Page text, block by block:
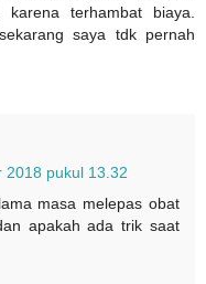
terhambat biaya.
saya tdk pernah
2018 pukul 13.32
masa melepas obat
apakah ada trik saat